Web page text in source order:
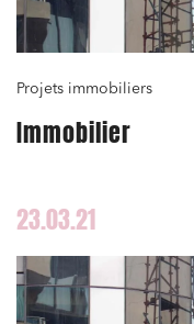
Projets immobiliers
Immobilier
23.03.21